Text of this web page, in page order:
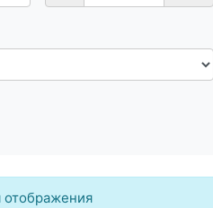
отображения